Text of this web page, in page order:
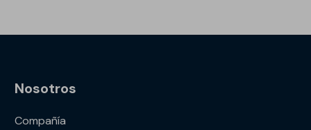
Nosotros
Compañía